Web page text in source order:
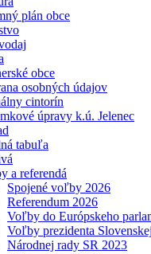
plán obce
obce
osobných údajov
cintorín
úpravy k.ú. Jelenec
tabuľa
a referendá
Spojené voľby 2026
Referendum 2026
Voľby do Európskeho
Voľby prezidenta
Národnej rady SR 2023